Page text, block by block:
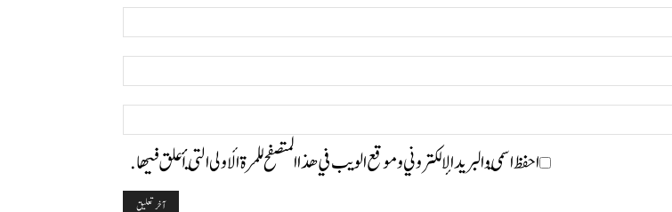
اسم:*
البريد
الإلكتروني:*
الموقع:
احفظ اسمي والبريد الإلكتروني وموقع الويب في هذا المتصفح للمرة الأولى التي أعلق فيها.